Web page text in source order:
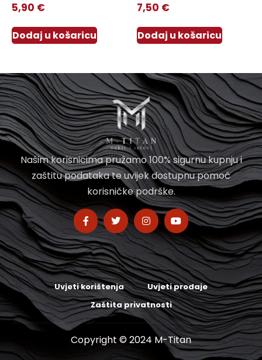
5,90 €
Dodaj u košaricu
7,50 €
Dodaj u košaricu
Našim korisnicima pružamo 100% sigurnu kupnju i
zaštitu podataka te uvijek dostupnu pomoć
korisničke podrške.
Uvjeti korištenja
Uvjeti prodaje
Zaštita privatnosti
Copyright © 2024 M-Titan